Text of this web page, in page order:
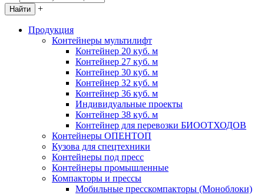
+
Продукция
Контейнеры мультилифт
Контейнер 20 куб. м
Контейнер 27 куб. м
Контейнер 30 куб. м
Контейнер 32 куб. м
Контейнер 36 куб. м
Индивидуальные проекты
Контейнер 38 куб. м
Контейнер для перевозки БИООТХОДОВ
Контейнеры ОПЕНТОП
Кузова для спецтехники
Контейнеры под пресс
Контейнеры промышленные
Компакторы и прессы
Мобильные пресскомпакторы (Моноблоки)